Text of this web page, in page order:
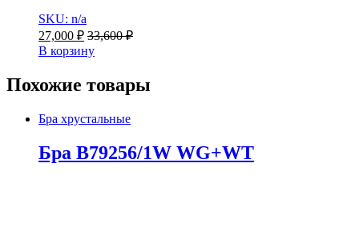
SKU: n/a
27,000 ₽ 33,600₽
В корзину
Похожие товары
Бра хрустальные
Бра B79256/1W WG+WT